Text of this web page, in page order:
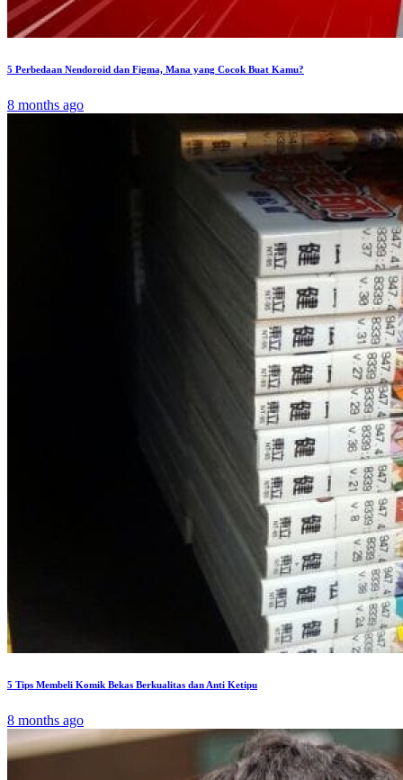
5 Perbedaan Nendoroid dan Figma, Mana yang Cocok Buat Kamu?
8 months ago
5 Tips Membeli Komik Bekas Berkualitas dan Anti Ketipu
8 months ago